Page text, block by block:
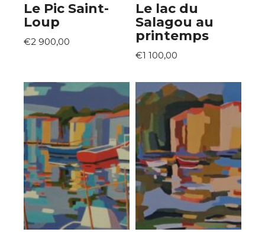
Le Pic Saint-
Loup
€2 900,00
Le lac du
Salagou au
printemps
€1 100,00